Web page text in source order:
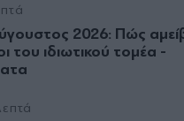
2026: Πώς
του ιδιωτικού τομέα -